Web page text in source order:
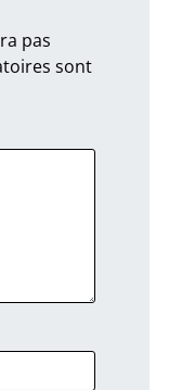
pas
sont